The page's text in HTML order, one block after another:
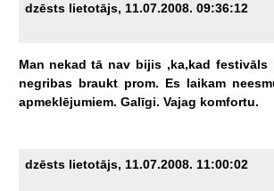
dzēsts lietotājs, 11.07.2008. 09:36:12
Man nekad tā nav bijis ,ka,kad festivāls
negribas braukt prom. Es laikam
apmeklējumiem. Galīgi. Vajag komfortu.
dzēsts lietotājs, 11.07.2008. 11:00:02